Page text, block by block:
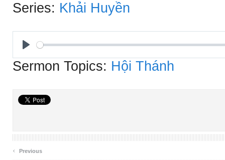
Series: Khải Huyền
Sermon Topics: Hội Thánh
‹ Previous